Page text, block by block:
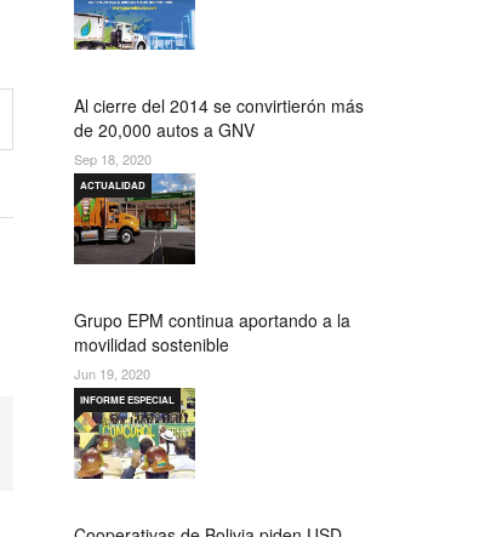
Al cierre del 2014 se convirtierón más
de 20,000 autos a GNV
Sep 18, 2020
Grupo EPM continua aportando a la
movilidad sostenible
ACTUALIDAD
Jun 19, 2020
INFORME ESPECIAL